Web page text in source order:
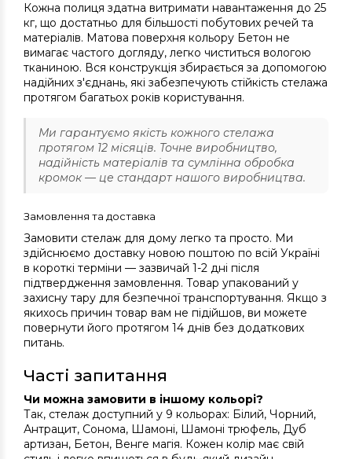
Кожна полиця здатна витримати навантаження до 25
кг, що достатньо для більшості побутових речей та
матеріалів. Матова поверхня кольору Бетон не
вимагає частого догляду, легко чиститься вологою
тканиною. Вся конструкція збирається за допомогою
надійних з'єднань, які забезпечують стійкість стелажа
протягом багатьох років користування.
Ми гарантуємо якість кожного стелажа
протягом 12 місяців. Точне виробництво,
надійність матеріалів та сумлінна обробка
кромок — це стандарт нашого виробництва.
Замовлення та доставка
Замовити стелаж для дому легко та просто. Ми
здійснюємо доставку новою поштою по всій Україні
в короткі терміни — зазвичай 1-2 дні після
підтвердження замовлення. Товар упакований у
захисну тару для безпечної транспортування. Якщо з
якихось причин товар вам не підійшов, ви можете
повернути його протягом 14 днів без додаткових
питань.
Часті запитання
Чи можна замовити в іншому кольорі?
Так, стелаж доступний у 9 кольорах: Білий, Чорний,
Антрацит, Сонома, Шамоні, Шамоні трюфель, Дуб
артизан, Бетон, Венге магія. Кожен колір має свій